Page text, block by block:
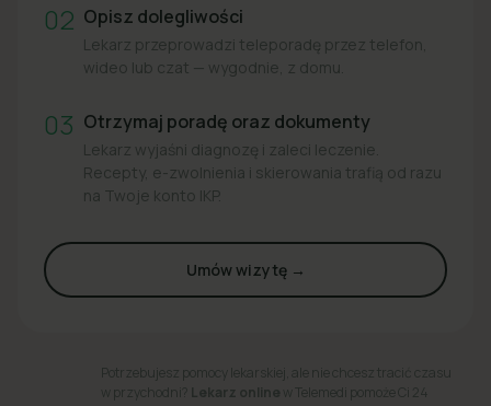
02 Opisz dolegliwości
Lekarz przeprowadzi teleporadę przez telefon,
wideo lub czat — wygodnie, z domu.
03 Otrzymaj poradę oraz dokumenty
Lekarz wyjaśni diagnozę i zaleci leczenie.
Recepty, e-zwolnienia i skierowania trafią od razu
na Twoje konto IKP.
Umów wizytę →
Potrzebujesz pomocy lekarskiej, ale nie chcesz tracić czasu
w przychodni? Lekarz online w Telemedi pomoże Ci 24